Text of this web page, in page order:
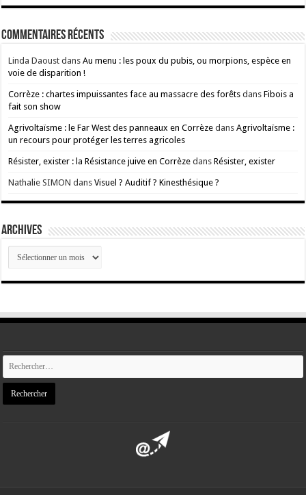
Commentaires récents
Linda Daoust dansAu menu : les poux du pubis, ou morpions, espèce en
voie de disparition !
Corrèze : chartes impuissantes face au massacre des forêts dansFibois a
fait son show
Agrivoltaïsme : le Far West des panneaux en Corrèze dansAgrivoltaïsme :
un recours pour protéger les terres agricoles
Résister, exister : la Résistance juive en Corrèze dansRésister, exister
Nathalie SIMON dansVisuel ? Auditif ? Kinesthésique ?
ARCHIVES
ARCHIVES